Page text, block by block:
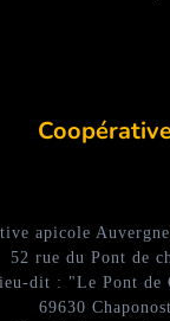
apicole
52 rue du Pont de
dit : "Le Pont de
69630 Chaponost